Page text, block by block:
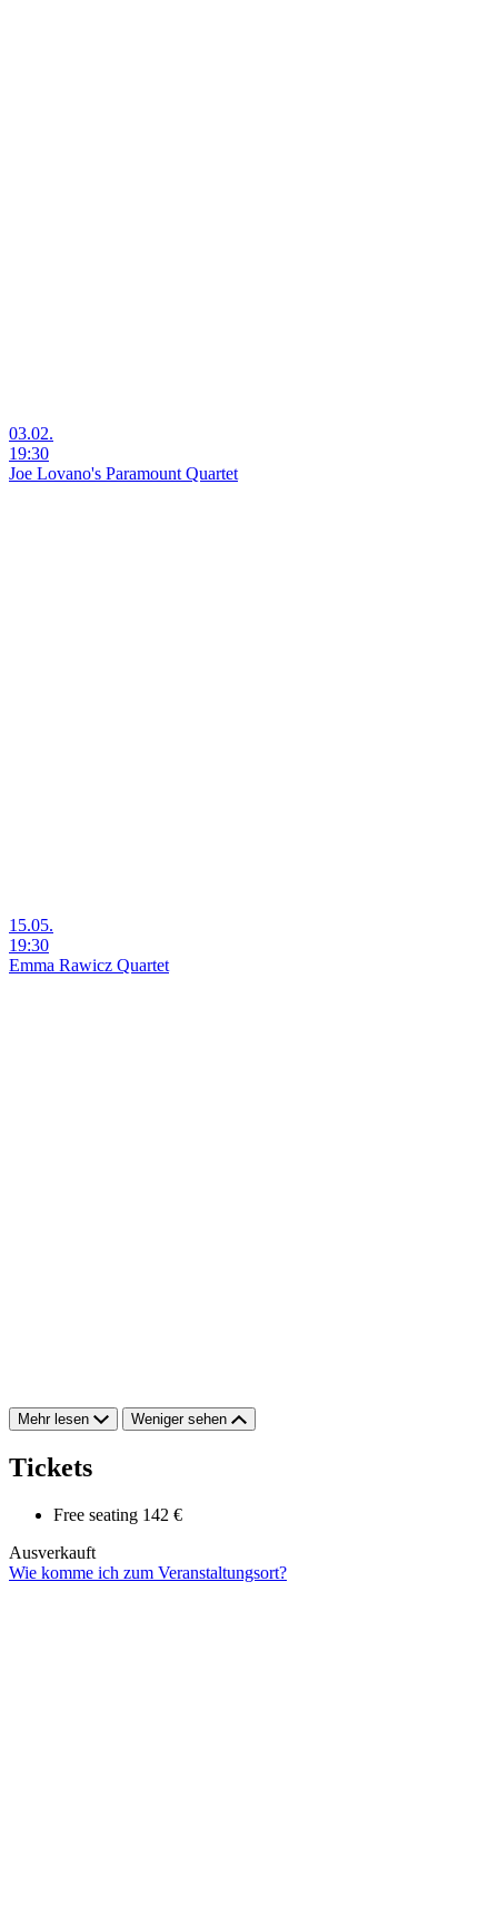
03.02.
19:30
Joe Lovano's Paramount Quartet
15.05.
19:30
Emma Rawicz Quartet
Mehr lesen Weniger sehen
Tickets
Free seating 142 €
Ausverkauft
Wie komme ich zum Veranstaltungsort?